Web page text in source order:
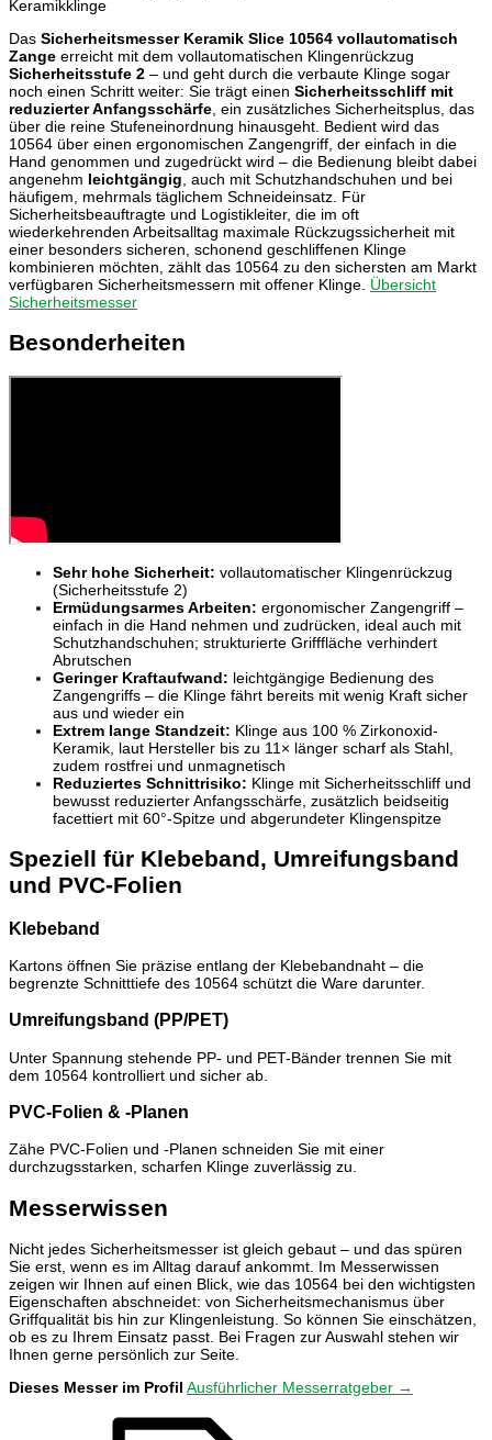
Keramikklinge
Das Sicherheitsmesser Keramik Slice 10564 vollautomatisch
Zange erreicht mit dem vollautomatischen Klingenrückzug
Sicherheitsstufe 2 – und geht durch die verbaute Klinge sogar
noch einen Schritt weiter: Sie trägt einen Sicherheitsschliff mit
reduzierter Anfangsschärfe , ein zusätzliches Sicherheitsplus, das
über die reine Stufeneinordnung hinausgeht. Bedient wird das
10564 über einen ergonomischen Zangengriff, der einfach in die
Hand genommen und zugedrückt wird – die Bedienung bleibt dabei
angenehm leichtgängig , auch mit Schutzhandschuhen und bei
häufigem, mehrmals täglichem Schneideinsatz. Für
Sicherheitsbeauftragte und Logistikleiter, die im oft
wiederkehrenden Arbeitsalltag maximale Rückzugssicherheit mit
einer besonders sicheren, schonend geschliffenen Klinge
kombinieren möchten, zählt das 10564 zu den sichersten am Markt
verfügbaren Sicherheitsmessern mit offener Klinge. Übersicht
Sicherheitsmesser
Besonderheiten
Sehr hohe Sicherheit: vollautomatischer Klingenrückzug
(Sicherheitsstufe 2)
Ermüdungsarmes Arbeiten: ergonomischer Zangengriff –
einfach in die Hand nehmen und zudrücken, ideal auch mit
Schutzhandschuhen; strukturierte Grifffläche verhindert
Abrutschen
Geringer Kraftaufwand: leichtgängige Bedienung des
Zangengriffs – die Klinge fährt bereits mit wenig Kraft sicher
aus und wieder ein
Extrem lange Standzeit: Klinge aus 100 % Zirkonoxid-
Keramik, laut Hersteller bis zu 11× länger scharf als Stahl,
zudem rostfrei und unmagnetisch
Reduziertes Schnittrisiko: Klinge mit Sicherheitsschliff und
bewusst reduzierter Anfangsschärfe, zusätzlich beidseitig
facettiert mit 60°-Spitze und abgerundeter Klingenspitze
Speziell für Klebeband, Umreifungsband
und PVC-Folien
Klebeband
Kartons öffnen Sie präzise entlang der Klebebandnaht – die
begrenzte Schnitttiefe des 10564 schützt die Ware darunter.
Umreifungsband (PP/PET)
Unter Spannung stehende PP- und PET-Bänder trennen Sie mit
dem 10564 kontrolliert und sicher ab.
PVC-Folien & -Planen
Zähe PVC-Folien und -Planen schneiden Sie mit einer
durchzugsstarken, scharfen Klinge zuverlässig zu.
Messerwissen
Nicht jedes Sicherheitsmesser ist gleich gebaut – und das spüren
Sie erst, wenn es im Alltag darauf ankommt. Im Messerwissen
zeigen wir Ihnen auf einen Blick, wie das 10564 bei den wichtigsten
Eigenschaften abschneidet: von Sicherheitsmechanismus über
Griffqualität bis hin zur Klingenleistung. So können Sie einschätzen,
ob es zu Ihrem Einsatz passt. Bei Fragen zur Auswahl stehen wir
Ihnen gerne persönlich zur Seite.
Dieses Messer im Profil Ausführlicher Messerratgeber →